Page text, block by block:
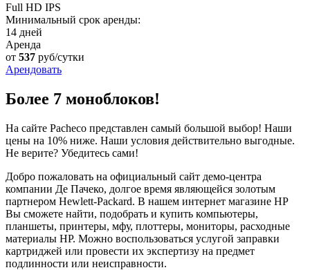
Full HD IPS
Минимальный срок аренды:
14 дней
Аренда
от 537 руб/сутки
Арендовать
Более 7 моноблоков!
На сайте Pacheco представлен самый большой выбор! Наши
цены на 10% ниже. Наши условия действительно выгодные.
Не верите? Убедитесь сами!
Добро пожаловать на официальный сайт демо-центра
компании Де Пачеко, долгое время являющейся золотым
партнером Hewlett-Packard. В нашем интернет магазине HP
Вы сможете найти, подобрать и купить компьютеры,
планшеты, принтеры, мфу, плоттеры, мониторы, расходные
материалы HP. Можно воспользоваться услугой заправки
картриджей или провести их экспертизу на предмет
подлинности или неисправности.